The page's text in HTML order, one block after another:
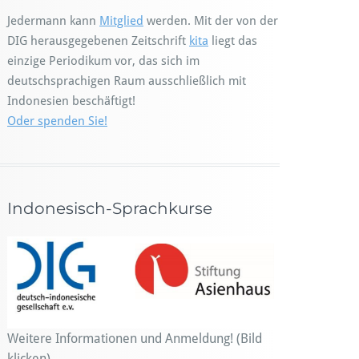
Jedermann kann Mitglied werden. Mit der von der
DIG herausgegebenen Zeitschrift kita liegt das
einzige Periodikum vor, das sich im
deutschsprachigen Raum ausschließlich mit
Indonesien beschäftigt!
Oder spenden Sie!
Indonesisch-Sprachkurse
Weitere Informationen und Anmeldung! (Bild